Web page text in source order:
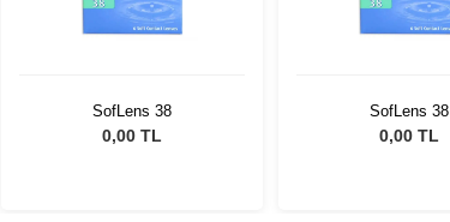
SofLens 38
0,00 TL
SofLens 38
0,00 TL